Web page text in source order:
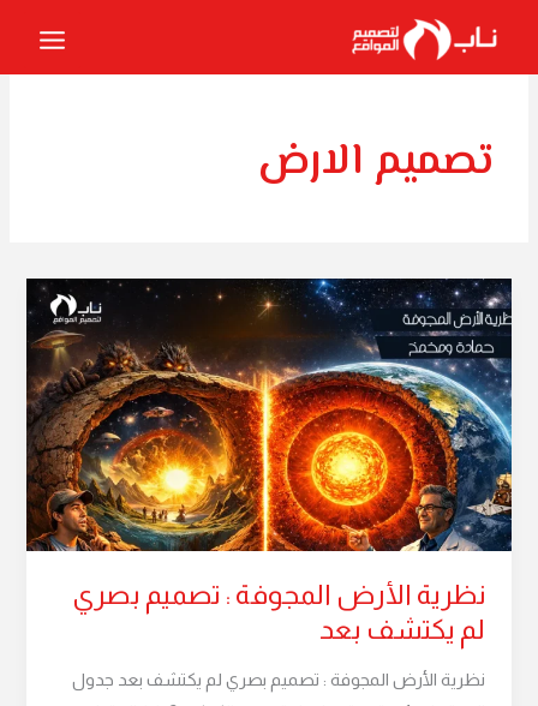
المحتوى
تصميم الارض
نظرية الأرض المجوفة : تصميم بصري
لم يكتشف بعد
نظرية الأرض المجوفة : تصميم بصري لم يكتشف بعد جدول
نظرية
الأرض
المجوفة
:
تصميم
بصري
لم
يكتشف
بعد